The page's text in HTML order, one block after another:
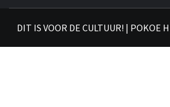
DIT IS VOOR DE CULTUUR! | POKOE